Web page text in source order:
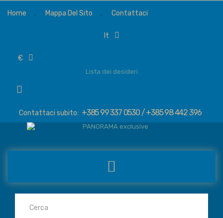
Home Mappa Del Sito Contattaci
it
€
Lista dei desideri
Contattaci subito: +385 99 337 0530 / +385 98 442 396